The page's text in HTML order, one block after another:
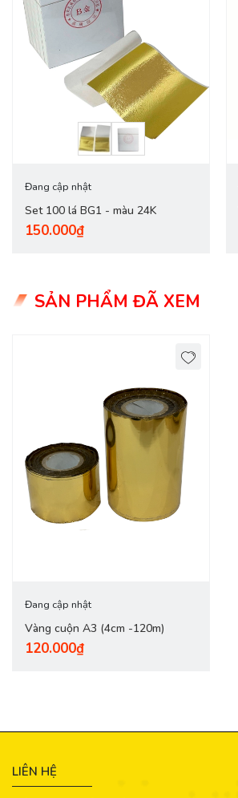
Đang cập nhật
Set 100 lá BG1 - màu 24K
150.000₫
SẢN PHẨM ĐÃ XEM
Đang cập nhật
Vàng cuộn A3 (4cm -120m)
120.000₫
LIÊN HỆ